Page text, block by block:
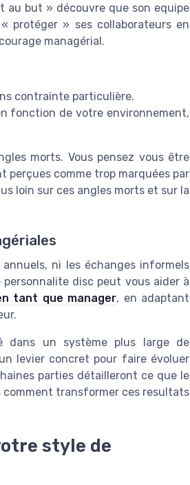
au but » découvre que son equipe
protéger » ses collaborateurs en
managérial.
contrainte particulière.
fonction de votre environnement,
morts. Vous pensez vous être
perçues comme trop marquées par
loin sur ces angles morts et sur la
ni les échanges informels
disc peut vous aider à
tant que manager, en adaptant
dans un système plus large de
levier concret pour faire évoluer
parties détailleront ce que le
transformer ces resultats
style de